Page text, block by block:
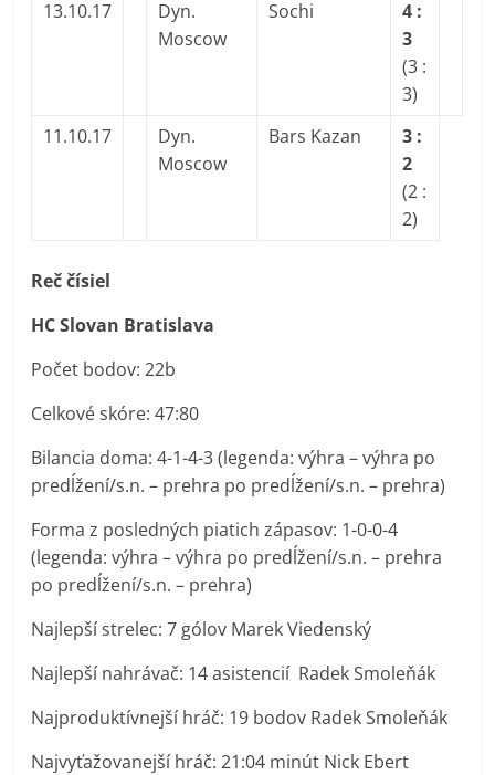
13.10.17
Dyn.
Moscow
Sochi
4 :
3
(3 :
3)
11.10.17
Dyn.
Moscow
Bars Kazan
3 :
2
(2 :
2)
Reč čísiel
HC Slovan Bratislava
Počet bodov: 22b
Celkové skóre: 47:80
Bilancia doma: 4-1-4-3 (legenda: výhra – výhra po
predĺžení/s.n. – prehra po predĺžení/s.n. – prehra)
Forma z posledných piatich zápasov: 1-0-0-4
(legenda: výhra – výhra po predĺžení/s.n. – prehra
po predĺžení/s.n. – prehra)
Najlepší strelec: 7 gólov Marek Viedenský
Najlepší nahrávač: 14 asistencií Radek Smoleňák
Najproduktívnejší hráč: 19 bodov Radek Smoleňák
Najvyťažovanejší hráč: 21:04 minút Nick Ebert